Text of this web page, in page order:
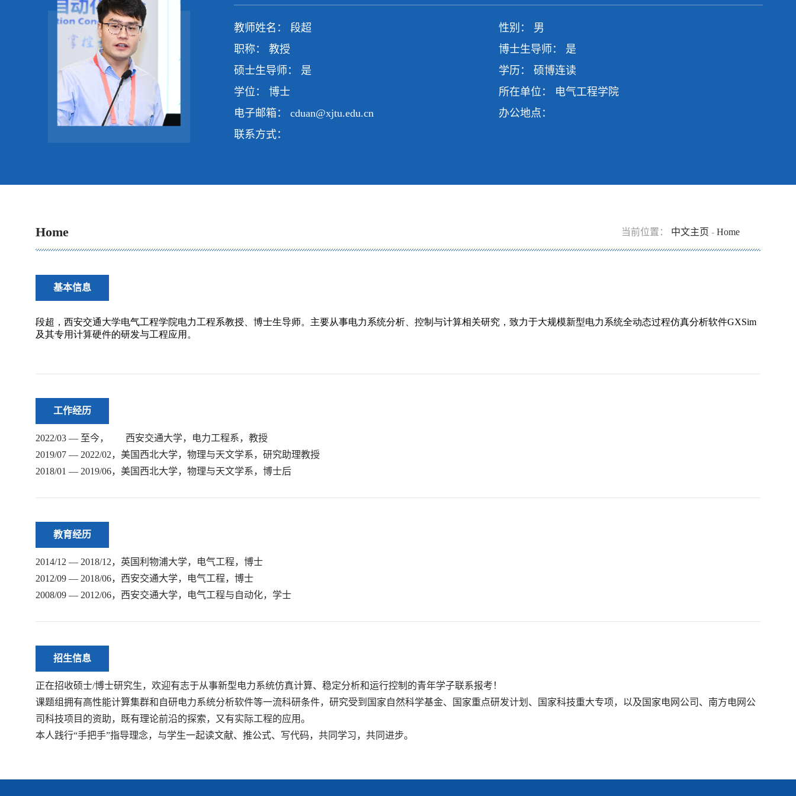
教师姓名： 段超
性别： 男
职称： 教授
博士生导师： 是
硕士生导师： 是
学历： 硕博连读
学位： 博士
所在单位： 电气工程学院
电子邮箱： cduan@xjtu.edu.cn
办公地点：
联系方式：
Home 当前位置： 中文主页 - Home
基本信息
工作经历
2022/03 — 至今， 西安交通大学，电力工程系，教授
2019/07 — 2022/02，美国西北大学，物理与天文学系，研究助理教授
2018/01 — 2019/06，美国西北大学，物理与天文学系，博士后
教育经历
2014/12 — 2018/12，英国利物浦大学，电气工程，博士
2012/09 — 2018/06，西安交通大学，电气工程，博士
2008/09 — 2012/06，西安交通大学，电气工程与自动化，学士
招生信息
正在招收硕士/博士研究生，欢迎有志于从事新型电力系统仿真计算、稳定分析和运行控制的青年学子联系报考！
课题组拥有高性能计算集群和自研电力系统分析软件等一流科研条件，研究受到国家自然科学基金、国家重点研发计划、国家科技重大专项，以及国家电网公司、南方电网公
司科技项目的资助，既有理论前沿的探索，又有实际工程的应用。
本人践行“手把手”指导理念，与学生一起读文献、推公式、写代码，共同学习，共同进步。